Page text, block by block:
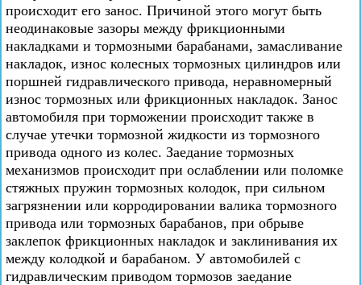
происходит его занос. Причиной этого могут быть
неодинаковые зазоры между фрикционными
накладками и тормозными барабанами, замасливание
накладок, износ колесных тормозных цилиндров или
поршней гидравлического привода, неравномерный
износ тормозных или фрикционных накладок. Занос
автомобиля при торможении происходит также в
случае утечки тормозной жидкости из тормозного
привода одного из колес. Заедание тормозных
механизмов происходит при ослаблении или поломке
стяжных пружин тормозных колодок, при сильном
загрязнении или корродировании валика тормозного
привода или тормозных барабанов, при обрыве
заклепок фрикционных накладок и заклинивания их
между колодкой и барабаном. У автомобилей с
гидравлическим приводом тормозов заедание